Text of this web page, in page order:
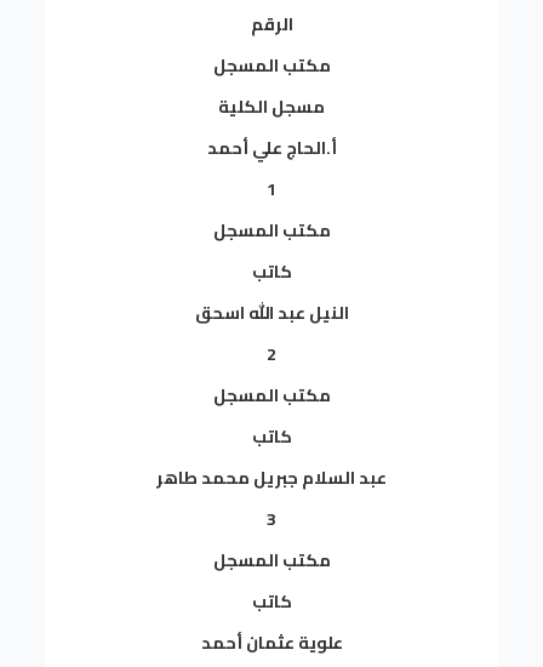
الرقم
مكتب المسجل
مسجل الكلية
أ.الحاج علي أحمد
1
مكتب المسجل
كاتب
النيل عبد الله اسحق
2
مكتب المسجل
كاتب
عبد السلام جبريل محمد طاهر
3
مكتب المسجل
كاتب
علوية عثمان أحمد